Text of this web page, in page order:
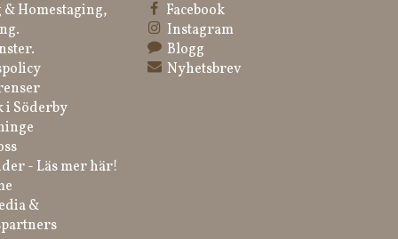
Homestaging,
i Söderby
- Läs mer här!
&
Facebook
Instagram
Blogg
Nyhetsbrev